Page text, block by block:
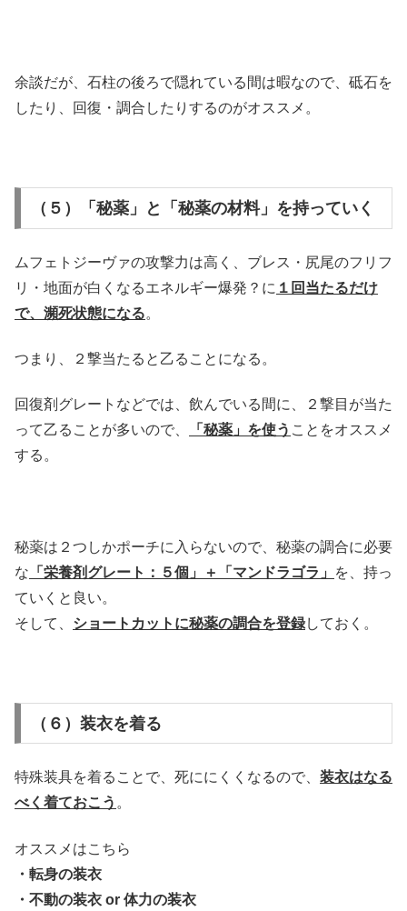
余談だが、石柱の後ろで隠れている間は暇なので、砥石を
したり、回復・調合したりするのがオススメ。
（５）「秘薬」と「秘薬の材料」を持っていく
ムフェトジーヴァの攻撃力は高く、ブレス・尻尾のフリフ
リ・地面が白くなるエネルギー爆発？に １回当たるだけ
で、瀕死状態になる。
つまり、２撃当たると乙ることになる。
回復剤グレートなどでは、飲んでいる間に、２撃目が当た
って乙ることが多いので、
「秘薬」を使う ことをオススメ
する。
秘薬は２つしかポーチに入らないので、秘薬の調合に必要
な 「栄養剤グレート：５個」＋「マンドラゴラ」
を、持っ
ていくと良い。
そして、 ショートカットに秘薬の調合を登録しておく。
（６）装衣を着る
特殊装具を着ることで、死ににくくなるので、 装衣はなる
べく着ておこう 。
オススメはこちら
・転身の装衣
・不動の装衣 or 体力の装衣